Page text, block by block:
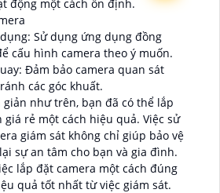
động một cách ổn định.
Sử dụng ứng dụng đồng
cấu hình camera theo ý muốn.
Đảm bảo camera quan sát
các góc khuất.
như trên, bạn đã có thể lắp
giá rẻ một cách hiệu quả. Việc sử
giám sát không chỉ giúp bảo vệ
sự an tâm cho bạn và gia đình.
lắp đặt camera một cách đúng
quả tốt nhất từ việc giám sát.